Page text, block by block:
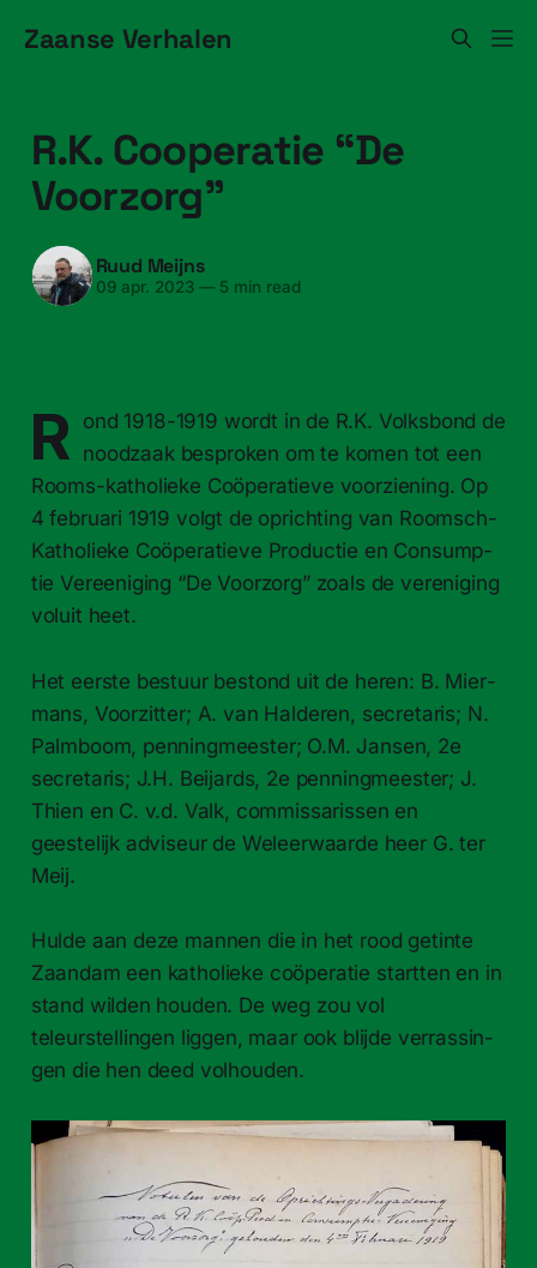
Zaanse Verhalen
R.K. Coop­er­atie “De
Voor­zorg”
Ruud Meijns
09 apr. 2023 —5 min read
R ond 1918-1919 wordt in de R.K. Volks­bond de
noodzaak bespro­ken om te komen tot een
Rooms-​katholieke Coöper­atieve voorzien­ing. Op
4 feb­ru­ari 1919 volgt de opricht­ing van Roomsch-​
Katholieke Coöper­atieve Pro­duc­tie en Con­sump­
tie Vereenig­ing “De Voor­zorg” zoals de verenig­ing
voluit heet.
Het eerste bestuur bestond uit de heren: B. Mier­
mans, Voorzit­ter; A. van Halderen, sec­re­taris; N.
Palm­boom, pen­ning­meester; O.M. Jansen, 2e
sec­re­taris; J.H. Bei­jards, 2e pen­ning­meester; J.
Thien en C. v.d. Valk, com­mis­saris­sen en
geestelijk adviseur de Weleer­waarde heer G. ter
Meij.
Hulde aan deze man­nen die in het rood get­inte
Zaan­dam een katholieke coöper­atie start­ten en in
stand wilden houden. De weg zou vol
teleurstellin­gen liggen, maar ook bli­jde ver­rassin­
gen die hen deed vol­houden.